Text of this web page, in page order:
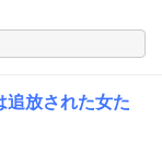
追放された女た